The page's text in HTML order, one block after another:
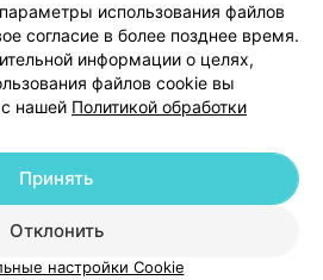
настройки cookie
персональных данных
191700409| 220012, Республика Беларусь,
2, пом. 16 | help@103.by
использования файлов
согласие в более позднее время.
информации о целях,
файлов cookie вы
нашей Политикой обработки
Отклонить
Принять
настройки Cookie